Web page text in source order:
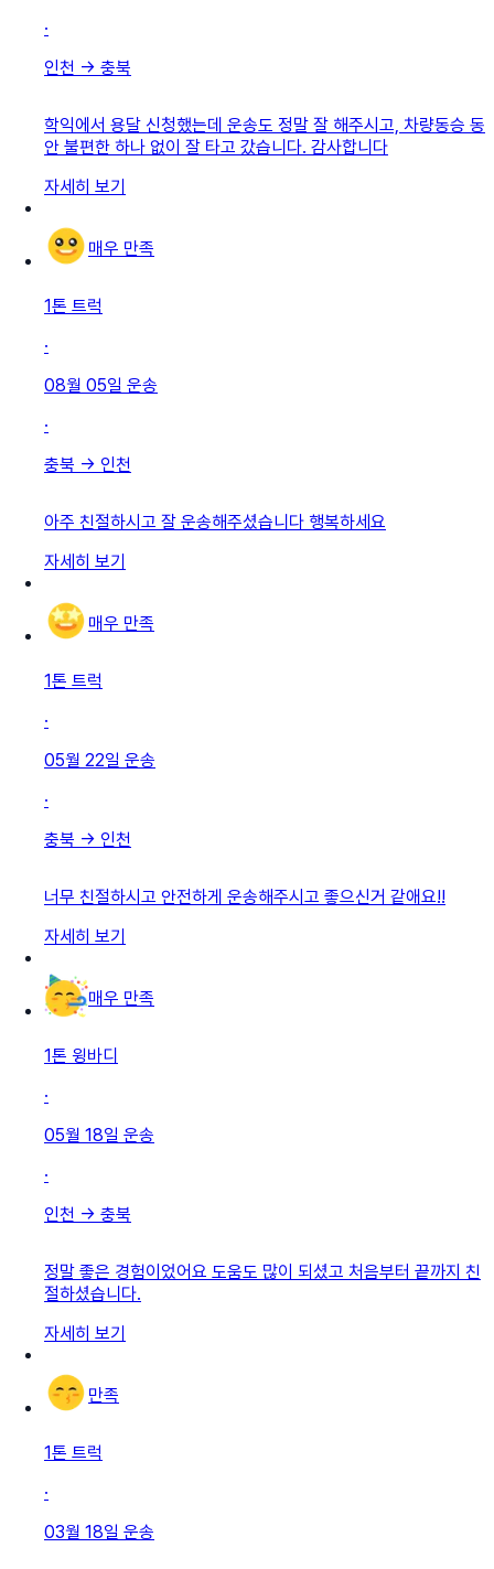
·
인천 → 충북
학익에서 용달 신청했는데 운송도 정말 잘 해주시고, 차량동승 동
안 불편한 하나 없이 잘 타고 갔습니다. 감사합니다
자세히 보기
매우 만족
1톤 트럭
·
08월 05일 운송
·
충북 → 인천
아주 친절하시고 잘 운송해주셨습니다 행복하세요
자세히 보기
매우 만족
1톤 트럭
·
05월 22일 운송
·
충북 → 인천
너무 친절하시고 안전하게 운송해주시고 좋으신거 같애요!!
자세히 보기
매우 만족
1톤 윙바디
·
05월 18일 운송
·
인천 → 충북
정말 좋은 경험이었어요 도움도 많이 되셨고 처음부터 끝까지 친
절하셨습니다.
자세히 보기
만족
1톤 트럭
·
03월 18일 운송